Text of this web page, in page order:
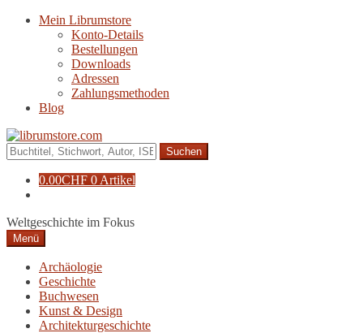
Navigation
Zum
Mein Librumstore
Konto-Details
Bestellungen
Downloads
Adressen
Zahlungsmethoden
Blog
Suche
nach:
0.00CHF 0 Artikel
Weltgeschichte im Fokus
Menü
Archäologie
Geschichte
Buchwesen
Kunst & Design
Architekturgeschichte